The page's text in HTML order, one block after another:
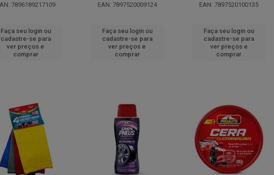
7896189217109
Faça seu login ou
cadastre-se para
ver preços e
comprar
EAN: 7897520009124
Faça seu login ou
cadastre-se para
ver preços e
comprar
EAN: 7897520100135
Faça seu login ou
cadastre-se para
ver preços e
comprar